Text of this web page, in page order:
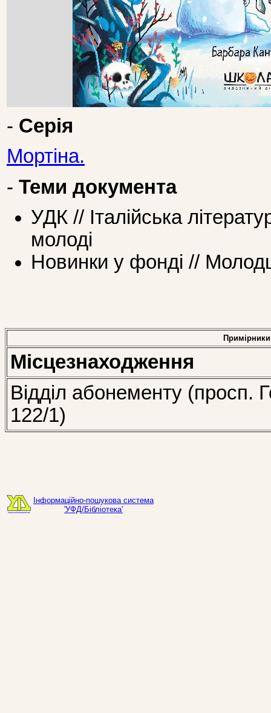
- Серія
Мортіна.
- Теми документа
УДК // Італійська
молоді
Новинки у фонді //
Примірники
Місцезнаходження
Відділ абонементу (просп.
122/1)
Інформаційно-пошукова система
'УФД/Бібліотека'